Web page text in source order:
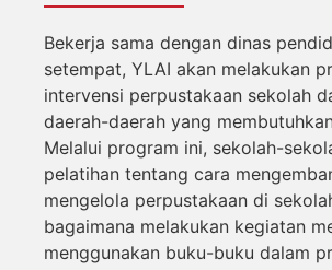
Bekerja sama dengan dinas
setempat, YLAI akan melakukan
intervensi perpustakaan sekolah
daerah-daerah yang
Melalui program ini, sekolah-
pelatihan tentang cara
mengelola perpustakaan di
bagaimana melakukan kegiatan
menggunakan buku-buku dalam